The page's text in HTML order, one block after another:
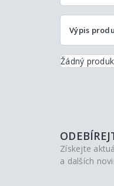
Výpis
Žádný
Získejte
a dalších